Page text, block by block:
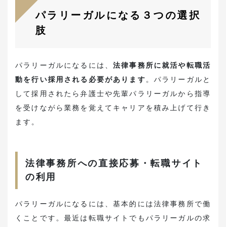
パラリーガルになる３つの選択
肢
パラリーガルになるには、法律事務所に就活や転職活
動を行い採用される必要があります 。パラリーガルと
して採用されたら弁護士や先輩パラリーガルから指導
を受けながら業務を覚えてキャリアを積み上げて行き
ます。
法律事務所への直接応募・転職サイト
の利用
パラリーガルになるには、基本的には法律事務所で働
くことです。最近は転職サイトでもパラリーガルの求